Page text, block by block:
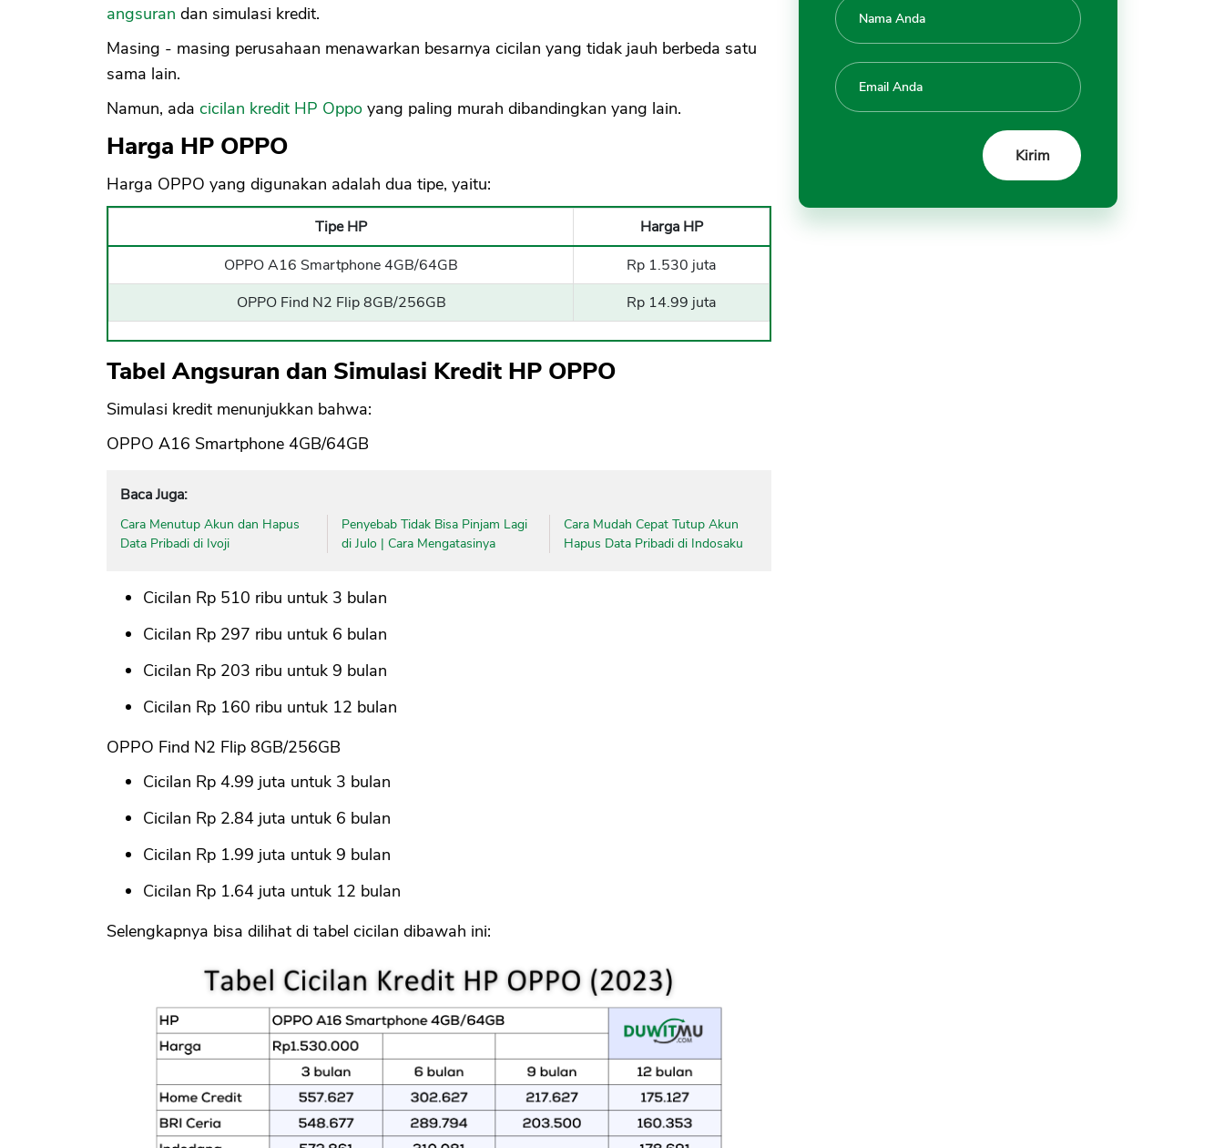
angsuran dan simulasi kredit.
Masing - masing perusahaan menawarkan besarnya cicilan yang tidak jauh berbeda satu
sama lain.
Namun, ada cicilan kredit HP Oppo yang paling murah dibandingkan yang lain.
Harga HP OPPO
Harga OPPO yang digunakan adalah dua tipe, yaitu:
Tipe HP
Harga HP
OPPO A16 Smartphone 4GB/64GB
Rp 1.530 juta
OPPO Find N2 Flip 8GB/256GB
Rp 14.99 juta
Tabel Angsuran dan Simulasi Kredit HP OPPO
Simulasi kredit menunjukkan bahwa:
OPPO A16 Smartphone 4GB/64GB
Baca Juga:
Cara Menutup Akun dan Hapus
Data Pribadi di Ivoji
Penyebab Tidak Bisa Pinjam Lagi
di Julo | Cara Mengatasinya
Cara Mudah Cepat Tutup Akun
Hapus Data Pribadi di Indosaku
Cicilan Rp 510 ribu untuk 3 bulan
Cicilan Rp 297 ribu untuk 6 bulan
Cicilan Rp 203 ribu untuk 9 bulan
Cicilan Rp 160 ribu untuk 12 bulan
OPPO Find N2 Flip 8GB/256GB
Cicilan Rp 4.99 juta untuk 3 bulan
Cicilan Rp 2.84 juta untuk 6 bulan
Cicilan Rp 1.99 juta untuk 9 bulan
Cicilan Rp 1.64 juta untuk 12 bulan
Selengkapnya bisa dilihat di tabel cicilan dibawah ini: